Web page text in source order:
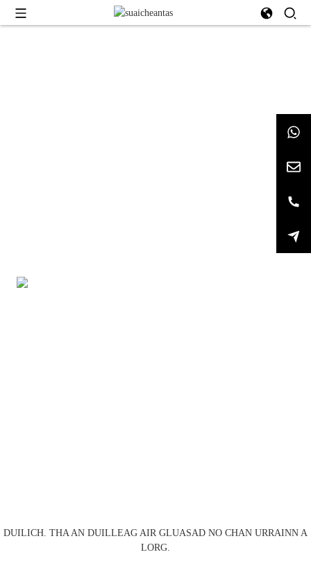
DUILICH. THA AN DUILLEAG AIR GLUASAD NO CHAN URRAINN A
LORG.